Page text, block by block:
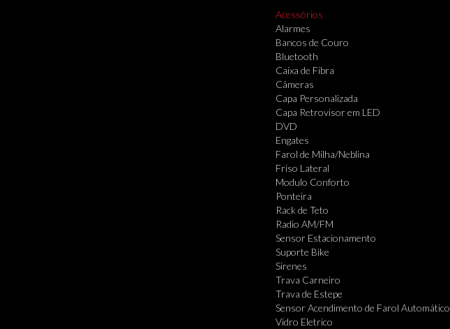
Acessórios
Alarmes
Bancos de Couro
Bluetooth
Caixa de Fibra
Câmeras
Capa Personalizada
Capa Retrovisor em LED
DVD
Engates
Farol de Milha/Neblina
Friso Lateral
Modulo Conforto
Ponteira
Rack de Teto
Radio AM/FM
Sensor Estacionamento
Suporte Bike
Sirenes
Trava Carneiro
Trava de Estepe
Sensor Acendimento de Farol Automático
Vidro Eletrico